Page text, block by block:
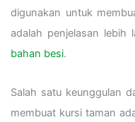
digunakan untuk
adalah penjelasan lebih
bahan besi.
Salah satu keunggulan
membuat kursi taman